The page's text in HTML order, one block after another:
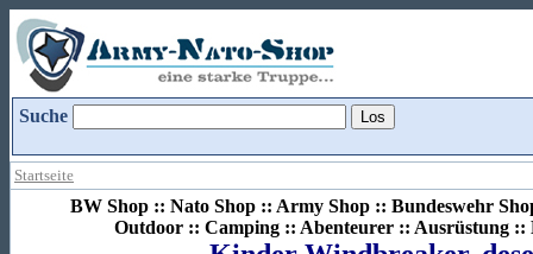
Suche
Startseite
BW Shop :: Nato Shop :: Army Shop :: Bundeswehr
Outdoor :: Camping :: Abenteurer :: Ausrüstung ::